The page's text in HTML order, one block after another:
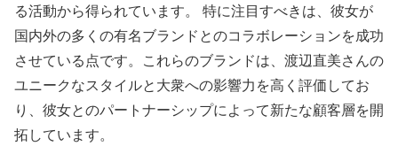
る活動から得られています。 特に注目すべきは、彼女が
国内外の多くの有名ブランドとのコラボレーションを成功
させている点です。これらのブランドは、渡辺直美さんの
ユニークなスタイルと大衆への影響力を高く評価してお
り、彼女とのパートナーシップによって新たな顧客層を開
拓しています。